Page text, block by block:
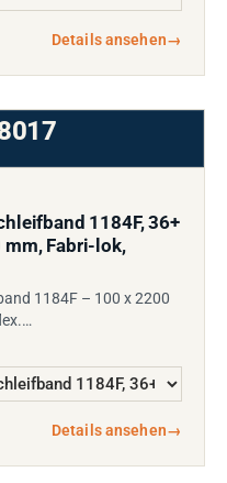
Details ansehen→
1184F, 36+
mm, Fabri-lok,
1184F – 100 x 2200
Details ansehen→